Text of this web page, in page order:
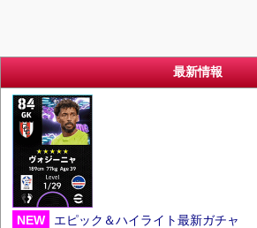
最新情報
NEW エピック＆ハイライト最新ガチャ